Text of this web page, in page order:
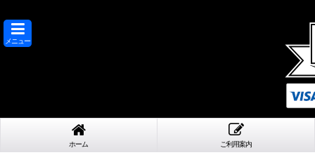
メニュー
ホーム ご利用案内